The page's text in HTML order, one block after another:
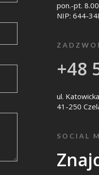
pon.-pt.
NIP: 644-
+48
ul.
41-250
SOCIAL